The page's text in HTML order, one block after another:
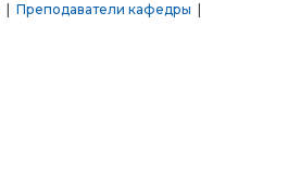
Преподаватели кафедры